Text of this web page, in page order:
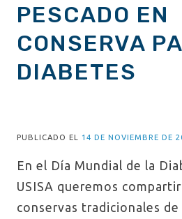
PESCADO EN
CONSERVA
DIABETES
PUBLICADO EL 14 DE NOVIEMBRE DE
En el Día Mundial de la
USISA queremos
conservas tradicionales